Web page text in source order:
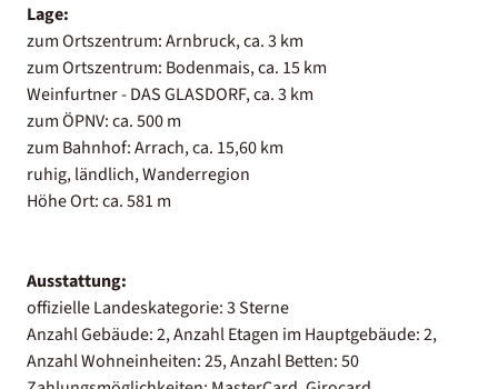
Lage:
zum Ortszentrum: Arnbruck, ca. 3 km
zum Ortszentrum: Bodenmais, ca. 15 km
Weinfurtner - DAS GLASDORF, ca. 3 km
zum ÖPNV: ca. 500 m
zum Bahnhof: Arrach, ca. 15,60 km
ruhig, ländlich, Wanderregion
Höhe Ort: ca. 581 m
Ausstattung:
offizielle Landeskategorie: 3 Sterne
Anzahl Gebäude: 2, Anzahl Etagen im Hauptgebäude: 2,
Anzahl Wohneinheiten: 25, Anzahl Betten: 50